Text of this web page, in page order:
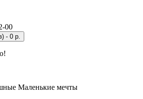
00
- 0 р.
Маленькие мечты